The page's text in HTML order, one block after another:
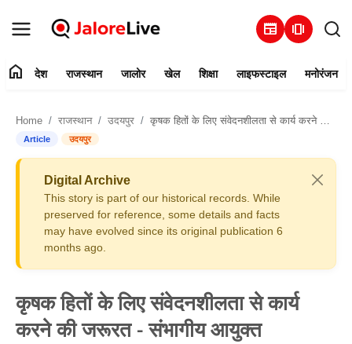
newspaper amp_stories
संपर्क करें
राजस्थान
खेल
शिक्षा
home देश राजस्थान जालोर खेल शिक्षा लाइफस्टाइल मनोरंजन
Home राजस्थान उदयपुर कृषक हितों के लिए संवेदनशीलता से कार्य करने की जरूरत - संभागीय आयुक्त
Article उदयपुर
Digital Archive
This story is part of our historical records. While
preserved for reference, some details and facts
may have evolved since its original publication 6
months ago.
कृषक हितों के लिए संवेदनशीलता से कार्य
करने की जरूरत - संभागीय आयुक्त